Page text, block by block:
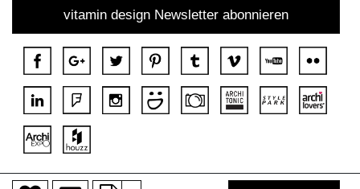
vitamin design Newsletter abonnieren